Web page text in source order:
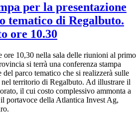
per la presentazione
tematico di Regalbuto.
ore 10.30
ore 10,30 nella sala delle riunioni al primo
si terrà una conferenza stampa
del parco tematico che si realizzerà sulle
territorio di Regalbuto. Ad illustrare il
il cui costo complessivo ammonta a
portavoce della Atlantica Invest Ag,